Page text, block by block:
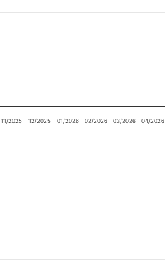
11/2025 12/2025 01/2026 02/2026 03/2026 04/2026